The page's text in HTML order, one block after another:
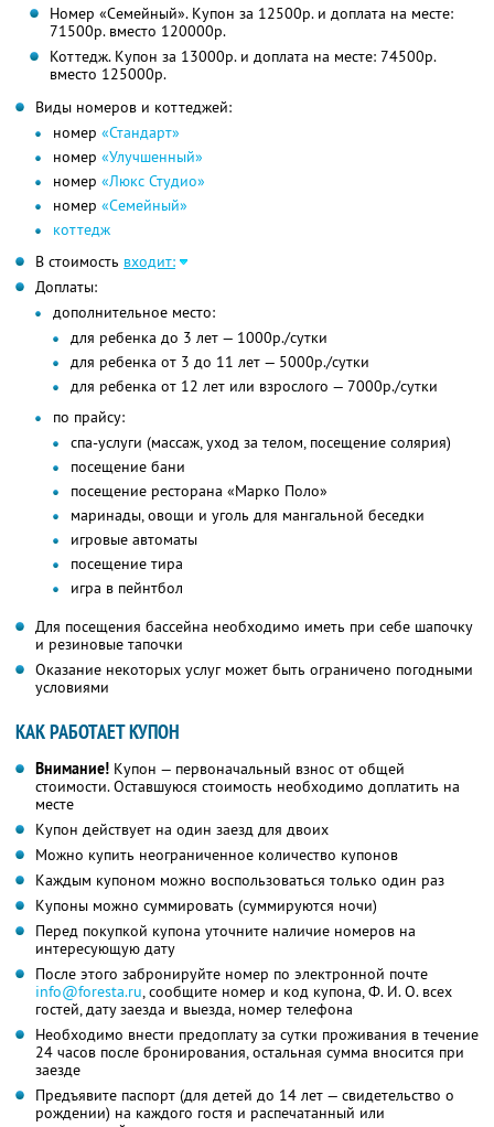
Номер «Семейный». Купон за 12500р. и доплата на месте:
71500р. вместо 120000р.
Коттедж. Купон за 13000р. и доплата на месте: 74500р.
вместо 125000р.
Виды номеров и коттеджей:
номер «Стандарт»
номер «Улучшенный»
номер «Люкс Студио»
номер «Семейный»
коттедж
В стоимость входит:
Доплаты:
дополнительное место:
для ребенка до 3 лет — 1000р./сутки
для ребенка от 3 до 11 лет — 5000р./сутки
для ребенка от 12 лет или взрослого — 7000р./сутки
по прайсу:
спа-услуги (массаж, уход за телом, посещение солярия)
посещение бани
посещение ресторана «Марко Поло»
маринады, овощи и уголь для мангальной беседки
игровые автоматы
посещение тира
игра в пейнтбол
Для посещения бассейна необходимо иметь при себе шапочку
и резиновые тапочки
Оказание некоторых услуг может быть ограничено погодными
условиями
КАК РАБОТАЕТ КУПОН
Внимание! Купон — первоначальный взнос от общей
стоимости. Оставшуюся стоимость необходимо доплатить на
месте
Купон действует на один заезд для двоих
Можно купить неограниченное количество купонов
Каждым купоном можно воспользоваться только один раз
Купоны можно суммировать (суммируются ночи)
Перед покупкой купона уточните наличие номеров на
интересующую дату
После этого забронируйте номер по электронной почте
info@foresta.ru,сообщите номер и код купона,Ф. И. О.всех
гостей, дату заезда и выезда, номер телефона
Необходимо внести предоплату за сутки проживания в течение
24 часов после бронирования, остальная сумма вносится при
заезде
Предъявите паспорт (для детей до 14 лет — свидетельство о
рождении) на каждого гостя и распечатанный или